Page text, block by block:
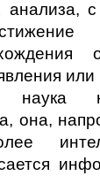
анализа,
она,